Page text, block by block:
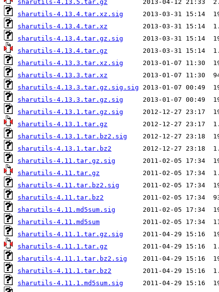
sharutils-4.13.5.tar.gz
sharutils-4.13.4.tar.xz.sig
sharutils-4.13.4.tar.xz
sharutils-4.13.4.tar.gz.sig
sharutils-4.13.4.tar.gz
sharutils-4.13.3.tar.xz.sig
sharutils-4.13.3.tar.xz
sharutils-4.13.3.tar.gz.sig.sig
sharutils-4.13.3.tar.gz.sig
sharutils-4.13.1.tar.gz.sig
sharutils-4.13.1.tar.gz
sharutils-4.13.1.tar.bz2.sig
sharutils-4.13.1.tar.bz2
sharutils-4.11.tar.gz.sig
sharutils-4.11.tar.gz
sharutils-4.11.tar.bz2.sig
sharutils-4.11.tar.bz2
sharutils-4.11.md5sum.sig
sharutils-4.11.md5sum
sharutils-4.11.1.tar.gz.sig
sharutils-4.11.1.tar.gz
sharutils-4.11.1.tar.bz2.sig
sharutils-4.11.1.tar.bz2
sharutils-4.11.1.md5sum.sig